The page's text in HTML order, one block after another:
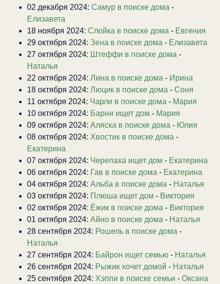
02 декабря 2024: Самур в поиске дома -
Елизавета
18 ноября 2024: Слойка в поиске дома - Евгения
29 октября 2024: Зена в поиске дома - Елизавета
27 октября 2024: Штеффи в поиске дома -
Наталья
22 октября 2024: Лина в поиске дома - Ирина
18 октября 2024: Люцик в поиске дома - Соня
11 октября 2024: Чарли в поиске дома - Мария
10 октября 2024: Барни ищет дом - Мария
09 октября 2024: Аляска в поиске дома - Юлия
08 октября 2024: Хвостик в поиске дома -
Екатерина
07 октября 2024: Черепаха ищет дом - Екатерина
06 октября 2024: Гав в поиске дома - Екатерина
04 октября 2024: Альба в поиске дома - Наталья
03 октября 2024: Плюша ищет дом - Виктория
02 октября 2024: Ёжик в поиске дома - Виктория
01 октября 2024: Айно в поиске дома - Наталья
28 сентября 2024: Рошель в поиске дома -
Наталья
27 сентября 2024: Байрон ищет семью - Наталья
26 сентября 2024: Рыжик хочет домой - Наталья
25 сентября 2024: Хэппи в поиске семьи - Оксана